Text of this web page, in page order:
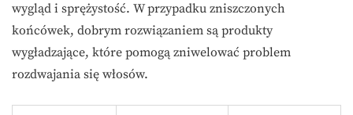
wygląd i sprężystość. W przypadku zniszczonych
końcówek, dobrym rozwiązaniem są produkty
wygładzające, które pomogą zniwelować problem
rozdwajania się włosów.